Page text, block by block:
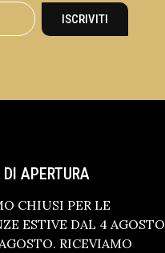
ISCRIVITI
DI APERTURA
CHIUSI PER LE
ESTIVE DAL 4 AGOSTO
RICEVIAMO